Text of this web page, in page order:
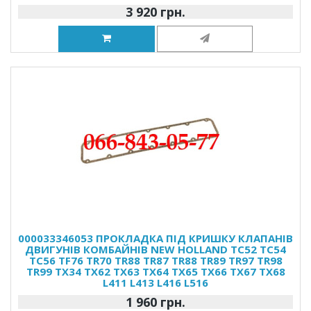
3 920 грн.
000033346053 ПРОКЛАДКА ПІД КРИШКУ КЛАПАНІВ
ДВИГУНІВ КОМБАЙНІВ NEW HOLLAND TC52 TC54
TC56 TF76 TR70 TR88 TR87 TR88 TR89 TR97 TR98
TR99 TX34 TX62 TX63 TX64 TX65 TX66 TX67 TX68
L411 L413 L416 L516
1 960 грн.